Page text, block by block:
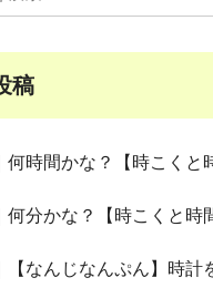
稿
何時間かな？【時こくと
何分かな？【時こくと時
【なんじなんぷん】時計